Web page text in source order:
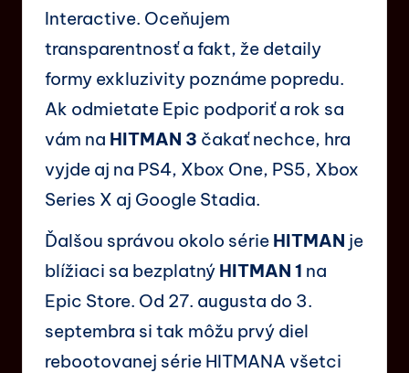
Interactive. Oceňujem
transparentnosť a fakt, že detaily
formy exkluzivity poznáme popredu.
Ak odmietate Epic podporiť a rok sa
vám na HITMAN 3 čakať nechce, hra
vyjde aj na PS4, Xbox One, PS5, Xbox
Series X aj Google Stadia.
Ďalšou správou okolo série HITMAN je
blížiaci sa bezplatný HITMAN 1 na
Epic Store. Od 27. augusta do 3.
septembra si tak môžu prvý diel
rebootovanej série HITMANA všetci